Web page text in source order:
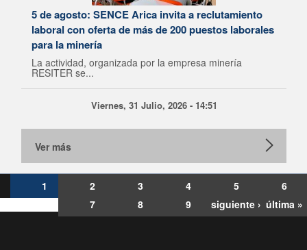
5 de agosto: SENCE Arica invita a reclutamiento
laboral con oferta de más de 200 puestos laborales
para la minería
La actividad, organizada por la empresa minería
RESITER se...
Viernes, 31 Julio, 2026 - 14:51
Ver más
1 2 3 4 5
6
7
8 9 siguiente › última »